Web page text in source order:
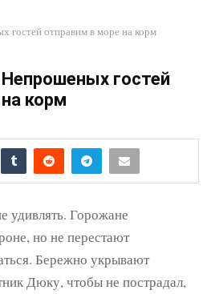
отправим в море на корм
гостей
корм
удивлять. Горожане
но не перестают
Бережно укрывают
Дюку, чтобы не пострадал,